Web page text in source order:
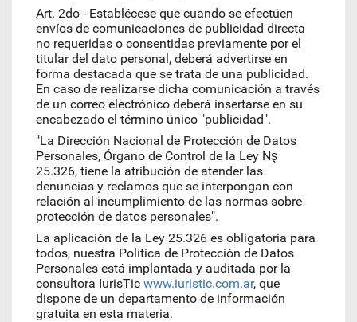
Art. 2do - Establécese que cuando se efectúen
envíos de comunicaciones de publicidad directa
no requeridas o consentidas previamente por el
titular del dato personal, deberá advertirse en
forma destacada que se trata de una publicidad.
En caso de realizarse dicha comunicación a través
de un correo electrónico deberá insertarse en su
encabezado el término único "publicidad".
"La Dirección Nacional de Protección de Datos
Personales, Órgano de Control de la Ley Nş
25.326, tiene la atribución de atender las
denuncias y reclamos que se interpongan con
relación al incumplimiento de las normas sobre
protección de datos personales".
La aplicación de la Ley 25.326 es obligatoria para
todos, nuestra Política de Protección de Datos
Personales está implantada y auditada por la
consultora IurisTic www.iuristic.com.ar, que
dispone de un departamento de información
gratuita en esta materia.